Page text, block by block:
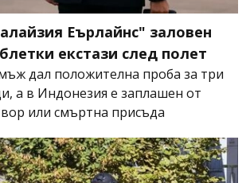
Еърлайнс" заловен
екстази след полет
дал положителна проба за три
а в Индонезия е заплашен от
или смъртна присъда